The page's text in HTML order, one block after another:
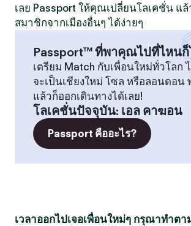
เลย Passport ให้คุณเปลี่ยนโลเคชั่น แ
สมาชิกจากเมืองอื่นๆ ได้ง่ายๆ
Passport™ ที่พาคุณไปที่ไหนก็
เตรียม Match กับเพื่อนใหม่ทั่วโลก
จะเป็นเชียงใหม่ โซล หรือลอนดอน
แล้วก็ออกเดินทางได้เลย!
โลเคชั่นปัจจุบัน: เอล คาฆอน
Passport คืออะไร?
เวลาออกไปเจอเพื่อนใหม่ๆ กรุณาทำตา